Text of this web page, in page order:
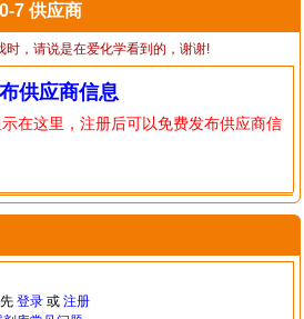
7 供应商
时，请说是在爱化学看到的，谢谢!
供应商信息
在这里，注册后可以免费发布供应商信
登录或 注册